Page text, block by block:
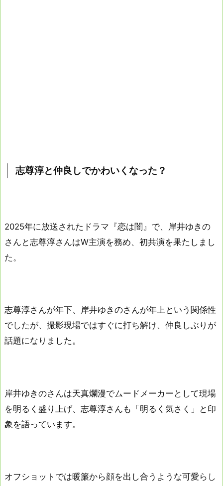
志尊淳と仲良しでかわいくなった？
2025年に放送されたドラマ『恋は闇』で、岸井ゆきの
さんと志尊淳さんはW主演を務め、初共演を果たしまし
た。
志尊淳さんが年下、岸井ゆきのさんが年上という関係性
でしたが、撮影現場ではすぐに打ち解け、仲良しぶりが
話題になりました。
岸井ゆきのさんは天真爛漫でムードメーカーとして現場
を明るく盛り上げ、志尊淳さんも「明るく気さく」と印
象を語っています。
オフショットでは暖簾から顔を出し合うような可愛らし